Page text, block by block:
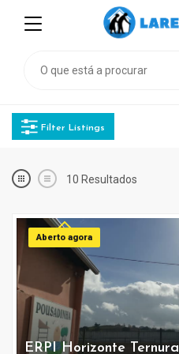
Filter Listings
10 Resultados
Aberto agora
ERPI Horizonte Ternura